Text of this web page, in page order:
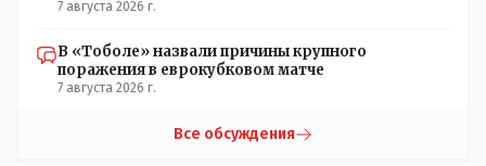
7 августа 2026 г.
В «Тоболе» назвали причины крупного
поражения в еврокубковом матче
7 августа 2026 г.
Все обсуждения